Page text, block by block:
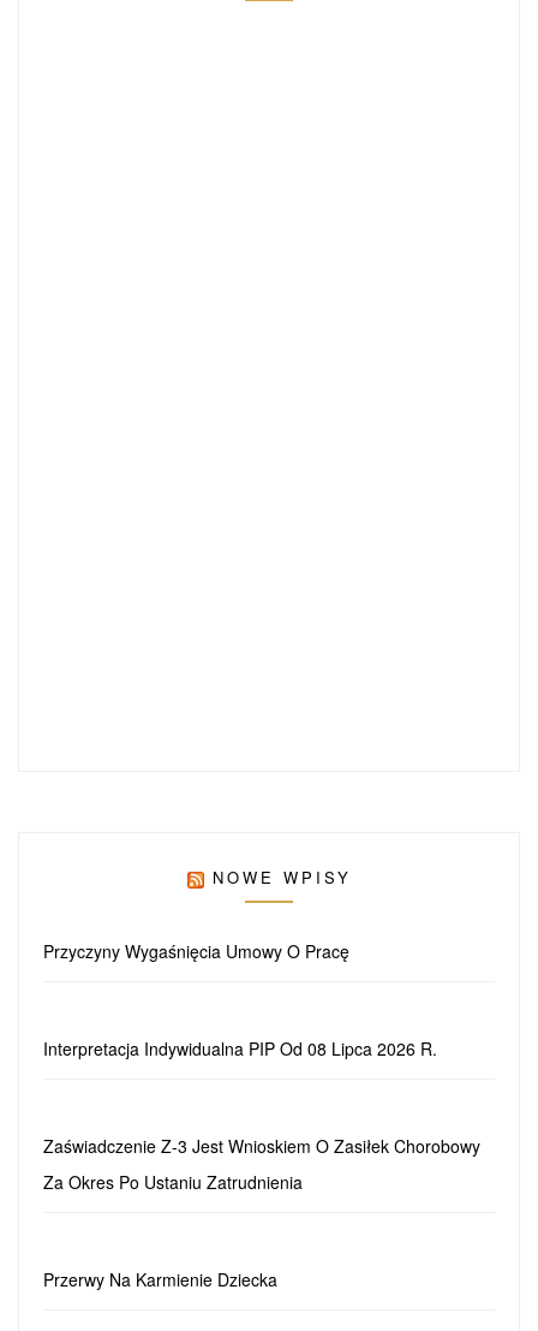
NOWE WPISY
Przyczyny Wygaśnięcia Umowy O Pracę
Interpretacja Indywidualna PIP Od 08 Lipca 2026 R.
Zaświadczenie Z-3 Jest Wnioskiem O Zasiłek Chorobowy
Za Okres Po Ustaniu Zatrudnienia
Przerwy Na Karmienie Dziecka